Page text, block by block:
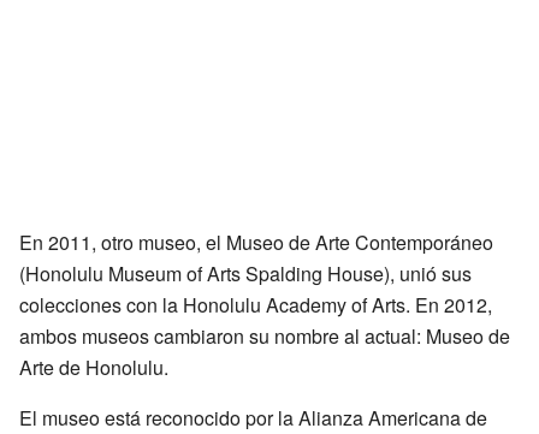
En 2011, otro museo, el Museo de Arte Contemporáneo
(Honolulu Museum of Arts Spalding House), unió sus
colecciones con la Honolulu Academy of Arts. En 2012,
ambos museos cambiaron su nombre al actual: Museo de
Arte de Honolulu.
El museo está reconocido por la Alianza Americana de